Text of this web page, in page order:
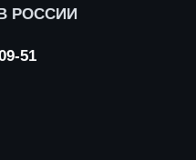
РОССИИ
51